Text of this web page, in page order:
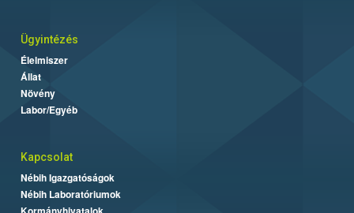
Ügyintézés
Élelmiszer
Állat
Növény
Labor/Egyéb
Kapcsolat
Nébih Igazgatóságok
Nébih Laboratóriumok